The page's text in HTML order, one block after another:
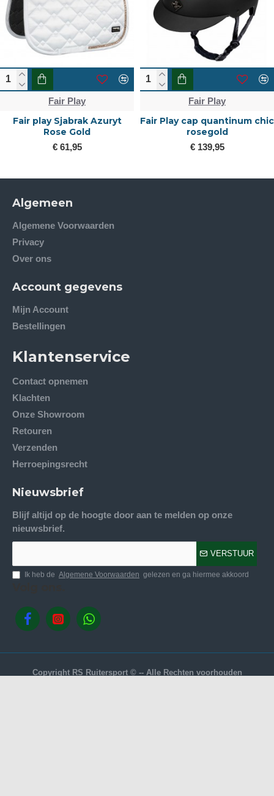
Fair Play
Fair play Sjabrak Azuryt
Rose Gold
€ 61,95
Fair Play
Fair Play cap quantinum chic
rosegold
€ 139,95
Algemeen
Algemene Voorwaarden
Privacy
Over ons
Account gegevens
Mijn Account
Bestellingen
Klantenservice
Contact opnemen
Klachten
Onze Showroom
Retouren
Verzenden
Herroepingsrecht
Nieuwsbrief
Blijf altijd op de hoogte door aan te melden op onze
nieuwsbrief.
VERSTUUR
Ik heb de Algemene Voorwaarden gelezen en ga hiermee akkoord
Copyright RS Ruitersport © -- Alle Rechten voorhouden